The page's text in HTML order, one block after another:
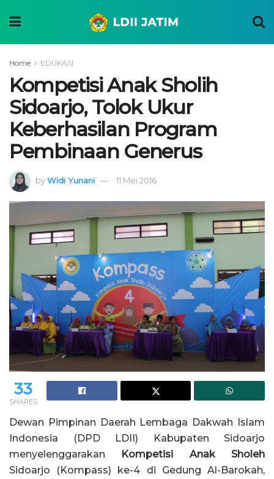
Home EDUKASI
Kompetisi Anak Sholih
Sidoarjo, Tolok Ukur
Keberhasilan Program
Pembinaan Generus
byWidi Yunani 11 Mei 2016
33
SHARES
Dewan Pimpinan Daerah Lembaga Dakwah Islam
Indonesia (DPD LDII) Kabupaten Sidoarjo
menyelenggarakan
Kompetisi Anak Sholeh
Sidoarjo (Kompass) ke-4 di Gedung Al-Barokah,